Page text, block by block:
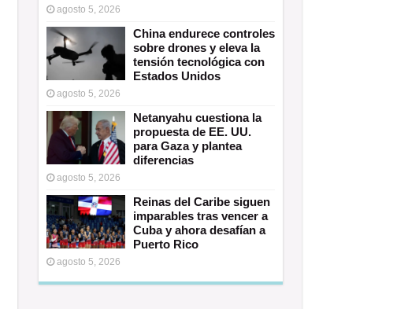
agosto 5, 2026
China endurece controles
sobre drones y eleva la
tensión tecnológica con
Estados Unidos
agosto 5, 2026
Netanyahu cuestiona la
propuesta de EE. UU.
para Gaza y plantea
diferencias
agosto 5, 2026
Reinas del Caribe siguen
imparables tras vencer a
Cuba y ahora desafían a
Puerto Rico
agosto 5, 2026